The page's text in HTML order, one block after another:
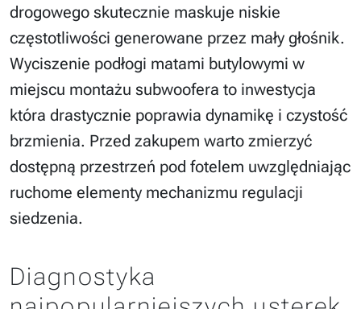
drogowego skutecznie maskuje niskie
częstotliwości generowane przez mały głośnik.
Wyciszenie podłogi matami butylowymi w
miejscu montażu subwoofera to inwestycja
która drastycznie poprawia dynamikę i czystość
brzmienia. Przed zakupem warto zmierzyć
dostępną przestrzeń pod fotelem uwzględniając
ruchome elementy mechanizmu regulacji
siedzenia.
Diagnostyka